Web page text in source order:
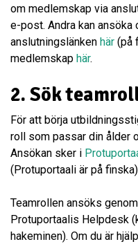
om medlemskap via
e-post. Andra kan
anslutningslänken här (på
medlemskap här.
2. Sök
För att börja
roll som passar din ålder
Ansökan sker i
(Protuportaali är på finska)
Teamrollen ansöks
Protuportaalis Helpdesk
hakeminen). Om du är